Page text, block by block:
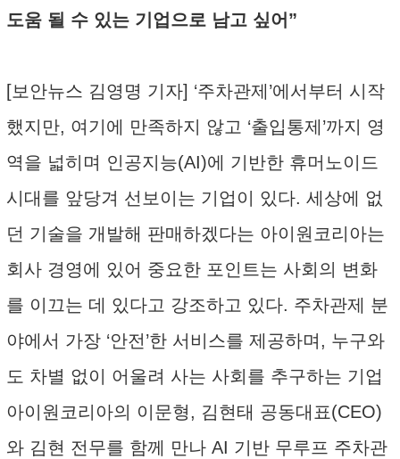
도움 될 수 있는 기업으로 남고 싶어”
[보안뉴스 김영명 기자] ‘주차관제’에서부터 시작
했지만, 여기에 만족하지 않고 ‘출입통제’까지 영
역을 넓히며 인공지능(AI)에 기반한 휴머노이드
시대를 앞당겨 선보이는 기업이 있다. 세상에 없
던 기술을 개발해 판매하겠다는 아이원코리아는
회사 경영에 있어 중요한 포인트는 사회의 변화
를 이끄는 데 있다고 강조하고 있다. 주차관제 분
야에서 가장 ‘안전’한 서비스를 제공하며, 누구와
도 차별 없이 어울려 사는 사회를 추구하는 기업
아이원코리아의 이문형, 김현태 공동대표(CEO)
와 김현 전무를 함께 만나 AI 기반 무루프 주차관